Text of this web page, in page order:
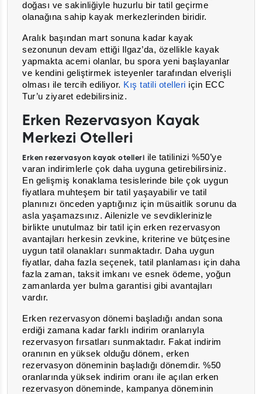
doğası ve sakinliğiyle huzurlu bir tatil geçirme
olanağına sahip kayak merkezlerinden biridir.
Aralık başından mart sonuna kadar kayak
sezonunun devam ettiği Ilgaz’da, özellikle kayak
yapmakta acemi olanlar, bu spora yeni başlayanlar
ve kendini geliştirmek isteyenler tarafından elverişli
olması ile tercih ediliyor. Kış tatili otelleri için ECC
Tur’u ziyaret edebilirsiniz.
Erken Rezervasyon Kayak
Merkezi Otelleri
Erken rezervasyon kayak otelleri ile tatilinizi %50’ye
varan indirimlerle çok daha uyguna getirebilirsiniz.
En gelişmiş konaklama tesislerinde bile çok uygun
fiyatlara muhteşem bir tatil yaşayabilir ve tatil
planınızı önceden yaptığınız için müsaitlik sorunu da
asla yaşamazsınız. Ailenizle ve sevdiklerinizle
birlikte unutulmaz bir tatil için erken rezervasyon
avantajları herkesin zevkine, kriterine ve bütçesine
uygun tatil olanakları sunmaktadır. Daha uygun
fiyatlar, daha fazla seçenek, tatil planlaması için daha
fazla zaman, taksit imkanı ve esnek ödeme, yoğun
zamanlarda yer bulma garantisi gibi avantajları
vardır.
Erken rezervasyon dönemi başladığı andan sona
erdiği zamana kadar farklı indirim oranlarıyla
rezervasyon fırsatları sunmaktadır. Fakat indirim
oranının en yüksek olduğu dönem, erken
rezervasyon döneminin başladığı dönemdir. %50
oranlarında yüksek indirim oranı ile açılan erken
rezervasyon döneminde, kampanya döneminin